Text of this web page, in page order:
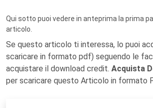
Qui sotto puoi vedere in anteprima la prima
articolo.
Se questo articolo ti interessa, lo puoi
scaricare in formato pdf) seguendo le
acquistare il download credit. Acquista
per scaricare questo Articolo in formato